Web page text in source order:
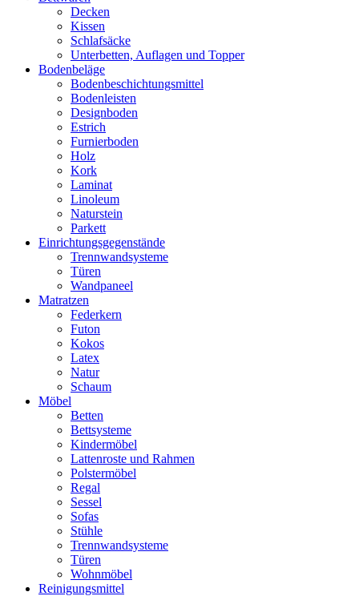
Decken
Kissen
Schlafsäcke
Unterbetten, Auflagen und Topper
Bodenbeläge
Bodenbeschichtungsmittel
Bodenleisten
Designboden
Estrich
Furnierboden
Holz
Kork
Laminat
Linoleum
Naturstein
Parkett
Einrichtungsgegenstände
Trennwandsysteme
Türen
Wandpaneel
Matratzen
Federkern
Futon
Kokos
Latex
Natur
Schaum
Möbel
Betten
Bettsysteme
Kindermöbel
Lattenroste und Rahmen
Polstermöbel
Regal
Sessel
Sofas
Stühle
Trennwandsysteme
Türen
Wohnmöbel
Reinigungsmittel